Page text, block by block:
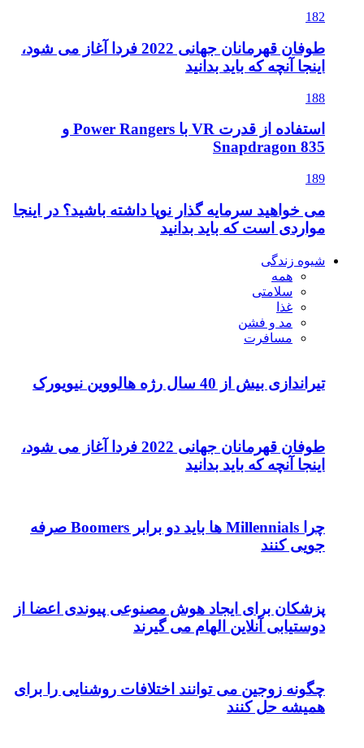
طوفان قهرمانان جهانی 2022 فردا آغاز می شود،
استفاده از قدرت VR با Power Rangers و
نوپا داشته باشید؟ در اینجا
طوفان قهرمانان جهانی 2022 فردا آغاز می شود،
چرا Millennials ها باید دو برابر Boomers صرفه
هوش مصنوعی پیوندی اعضا از
می گیرند
اختلافات روشنایی را برای